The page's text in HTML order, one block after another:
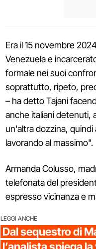
Era il 15 novembre
Venezuela e
formale nei suoi
soprattutto, ripeto,
– ha detto Tajani
anche italiani detenuti,
un'altra dozzina,
lavorando al massimo".
Armanda Colusso,
telefonata del
espresso vicinanza e
LEGGI ANCHE
Dal sequestro di